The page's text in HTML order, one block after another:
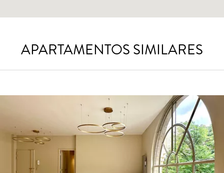
APARTAMENTOS SIMILARES